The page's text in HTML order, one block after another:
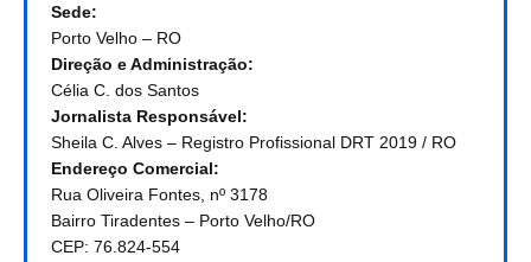
Sede:
Porto Velho – RO
Direção e Administração:
Célia C. dos Santos
Jornalista Responsável:
Sheila C. Alves – Registro Profissional DRT 2019 / RO
Endereço Comercial:
Rua Oliveira Fontes, nº 3178
Bairro Tiradentes – Porto Velho/RO
CEP: 76.824-554